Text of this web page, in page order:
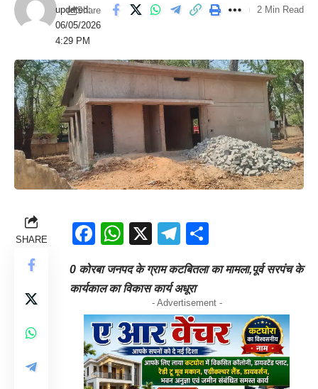
updated:
06/05/2026
4:29 PM
Share 2 Min Read
SHARE Facebook
WhatsApp
X Telegram
0 कोरबा जनपद के ग्राम कटबितला का मामला,पूर्व सरपंच के
कार्यकाल का विकास कार्य अधूरा
- Advertisement -